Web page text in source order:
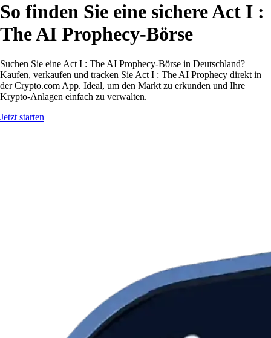
So finden Sie eine sichere Act I :
The AI Prophecy-Börse
Suchen Sie eine Act I : The AI Prophecy-Börse in Deutschland?
Kaufen, verkaufen und tracken Sie Act I : The AI Prophecy direkt in
der Crypto.com App. Ideal, um den Markt zu erkunden und Ihre
Krypto-Anlagen einfach zu verwalten.
Jetzt starten